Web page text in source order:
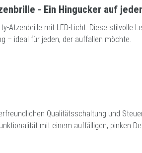
- Ein Hingucker auf
Atzenbrille mit LED-Licht. Diese stilvolle
– ideal für jeden, der auffallen möchte.
Qualitätsschaltung und
mit einem auffälligen, pinken